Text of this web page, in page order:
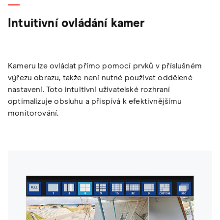
Intuitivní ovládání kamer
Kameru lze ovládat přímo pomocí prvků v příslušném
výřezu obrazu, takže není nutné používat oddělené
nastavení. Toto intuitivní uživatelské rozhraní
optimalizuje obsluhu a přispívá k efektivnějšímu
monitorování.